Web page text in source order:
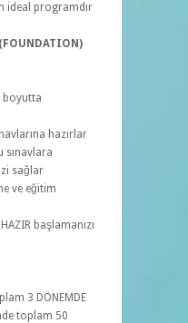
ideal programdır
boyutta
hazırlar
sınavlara
sağlar
ve eğitim
başlamanızı
3 DÖNEMDE
toplam 50